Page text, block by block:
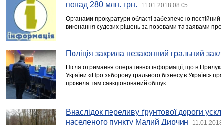
понад 280 млн. грн.
11.01.2018 08:05
Органами прокуратури області забезпечено
виконання судових рішень за позовами та заявами
Поліція закрила незаконний гральний
Після отримання оперативної інформації, що в
України «Про заборону грального бізнесу в Україні»
провела там санкціонований обшук.
Внаслідок переливу ґрунтової дороги
населеного пункту Малий Дирчин